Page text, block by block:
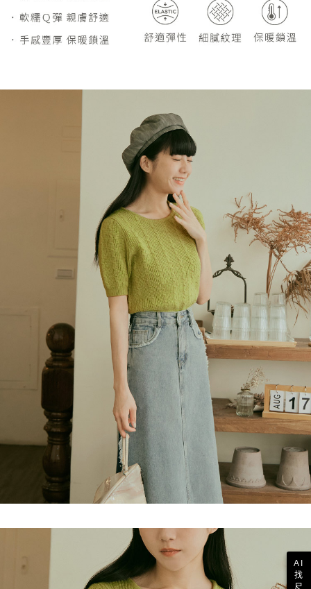
AI
找
尺